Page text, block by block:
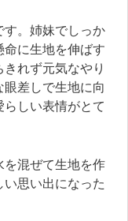
。姉妹でしっか
に生地を伸ばす
れず元気なやり
差しで生地に向
しい表情がとて
混ぜて生地を作
思い出になった